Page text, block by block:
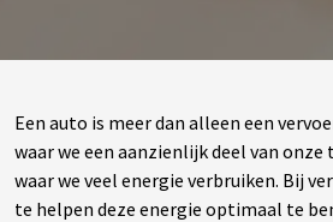
Een auto is meer dan alleen een
waar we een aanzienlijk deel van
waar we veel energie verbruiken. Bij
te helpen deze energie optimaal te